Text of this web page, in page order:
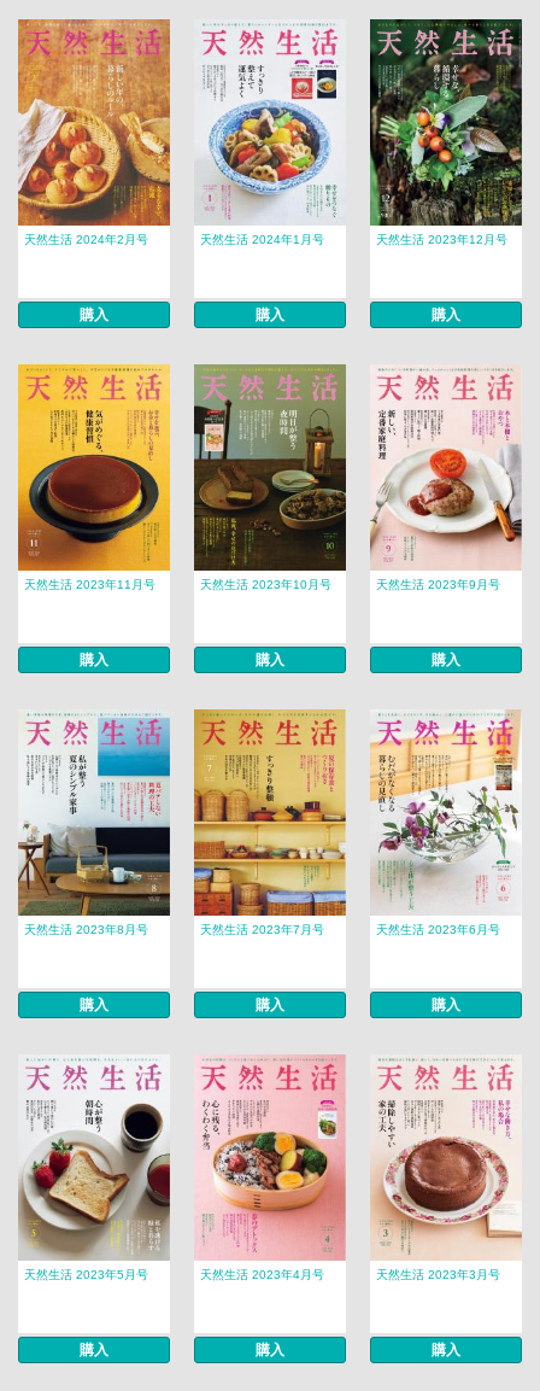
天然生活 2024年2月号
購入
天然生活 2024年1月号
購入
天然生活 2023年12月号
購入
天然生活 2023年11月号
購入
天然生活 2023年10月号
購入
天然生活 2023年9月号
購入
天然生活 2023年8月号
購入
天然生活 2023年7月号
購入
天然生活 2023年6月号
購入
天然生活 2023年5月号
購入
天然生活 2023年4月号
購入
天然生活 2023年3月号
購入